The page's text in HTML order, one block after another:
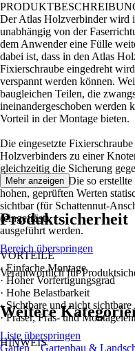
Der Atlas Holzverbinder wird
unabhängig von der
dem Anwender eine Fülle
dabei ist, dass in den Atlas
Fixierschraube eingedreht
verspannt werden können.
baugleichen Teilen, die
ineinandergeschoben werden
Vorteil in der Montage bieten.
Die eingesetzte
Holzverbinders zu einer
gleichzeitig die Sicherung
Verbinders dar. Die so
hohen, geprüften Werten
sichtbar (für Schattennut-
(eingefräst)
ausgeführt werden.
VORTEILE
· Einfache Montage
· Hoher Vorfertigungsgrad
· Hohe Belastbarkeit
· Sichtbare und nicht sichtbare
· Fräser, Fräs- und
HINWEIS
Mehr anzeigen
Produktsicherheit
Bereich überspringen
Verantwortlich für
Weitere
Liste überspringen
Garten
Gartenbau &